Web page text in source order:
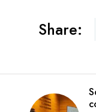
Share: